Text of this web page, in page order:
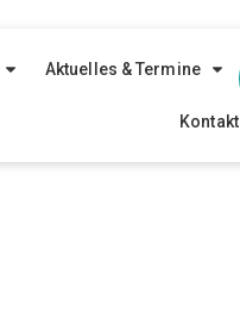
Aktuelles & Termine
Kontakt